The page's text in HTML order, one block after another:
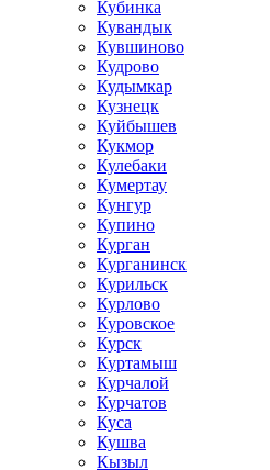
Кубинка
Кувандык
Кувшиново
Кудрово
Кудымкар
Кузнецк
Куйбышев
Кукмор
Кулебаки
Кумертау
Кунгур
Купино
Курган
Курганинск
Курильск
Курлово
Куровское
Курск
Куртамыш
Курчалой
Курчатов
Куса
Кушва
Кызыл